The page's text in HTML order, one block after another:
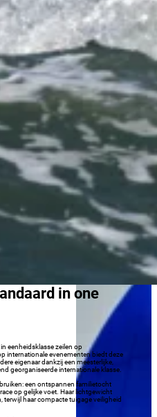
in one
eenheidsklasse zeilen op
internationale evenementen biedt deze
eigenaar dankzij een meesterlijke,
georganiseerde internationale klasse.
een ontspannen familietocht
op gelijke voet. Haar lichtgewicht
haar compacte tuigage veiligheid